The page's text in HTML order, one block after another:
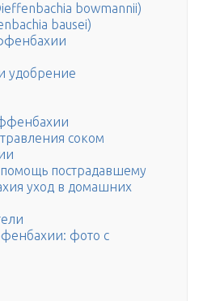
bowmannii)
bausei)
удобрение
соком
пострадавшему
уход в домашних
фото с